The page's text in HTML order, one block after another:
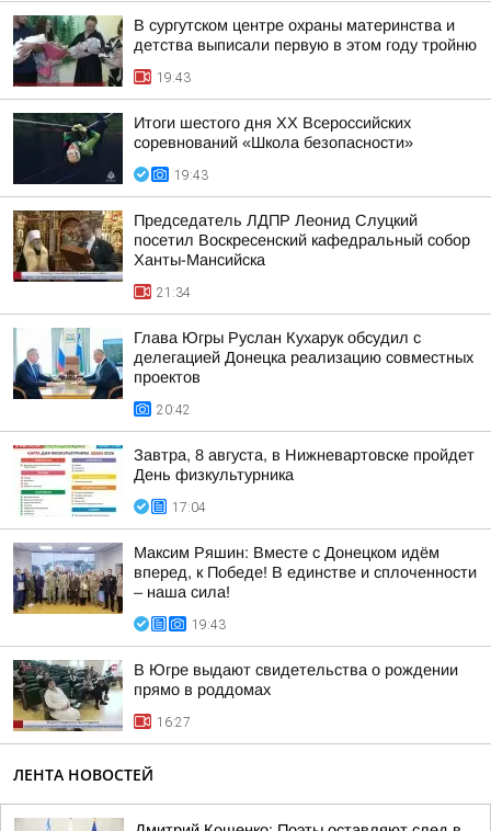
В сургутском центре охраны материнства и
детства выписали первую в этом году тройню
19:43
Итоги шестого дня XX Всероссийских
соревнований «Школа безопасности»
19:43
Председатель ЛДПР Леонид Слуцкий
посетил Воскресенский кафедральный собор
Ханты-Мансийска
21:34
Глава Югры Руслан Кухарук обсудил с
делегацией Донецка реализацию совместных
проектов
20:42
Завтра, 8 августа, в Нижневартовске пройдет
День физкультурника
17:04
Максим Ряшин: Вместе с Донецком идём
вперед, к Победе! В единстве и сплоченности
– наша сила!
19:43
В Югре выдают свидетельства о рождении
прямо в роддомах
16:27
ЛЕНТА НОВОСТЕЙ